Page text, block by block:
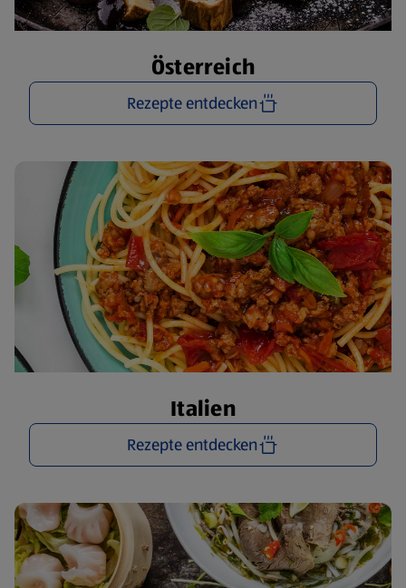
Österreich
Rezepte entdecken
Italien
Rezepte entdecken